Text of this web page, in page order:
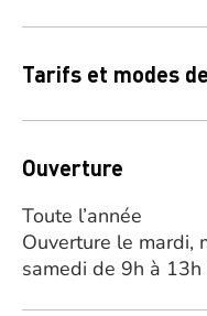
Tarifs et modes
Ouverture
Toute l’année
Ouverture le mardi,
samedi de 9h à